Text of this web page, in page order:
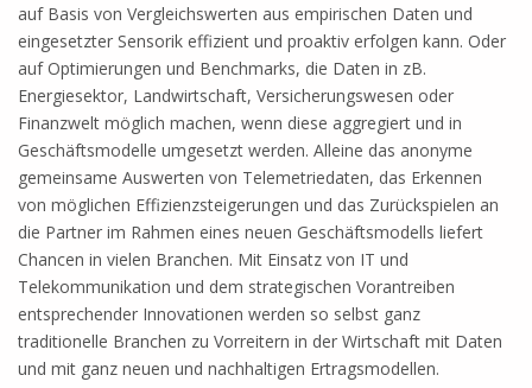
auf Basis von Vergleichswerten aus empirischen Daten und
eingesetzter Sensorik effizient und proaktiv erfolgen kann. Oder
auf Optimierungen und Benchmarks, die Daten in zB.
Energiesektor, Landwirtschaft, Versicherungswesen oder
Finanzwelt möglich machen, wenn diese aggregiert und in
Geschäftsmodelle umgesetzt werden. Alleine das anonyme
gemeinsame Auswerten von Telemetriedaten, das Erkennen
von möglichen Effizienzsteigerungen und das Zurückspielen an
die Partner im Rahmen eines neuen Geschäftsmodells liefert
Chancen in vielen Branchen. Mit Einsatz von IT und
Telekommunikation und dem strategischen Vorantreiben
entsprechender Innovationen werden so selbst ganz
traditionelle Branchen zu Vorreitern in der Wirtschaft mit Daten
und mit ganz neuen und nachhaltigen Ertragsmodellen.